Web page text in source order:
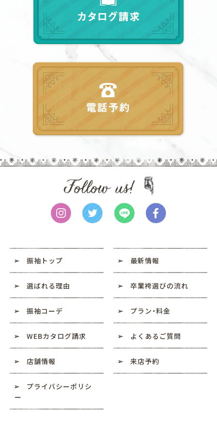
振袖トップ 最新情報
選ばれる理由 卒業袴選びの流れ
振袖コーデ プラン・料金
WEBカタログ請求 よくあるご質問
店舗情報 来店予約
プライバシーポリシ
ー